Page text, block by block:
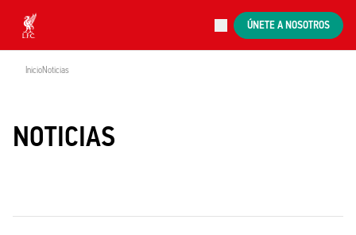
Now live
Liverpool
ÚNETE A NOSOTROS
InicioNoticias
NOTICIAS